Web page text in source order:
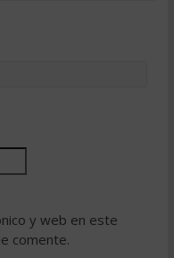
y web en este
comente.